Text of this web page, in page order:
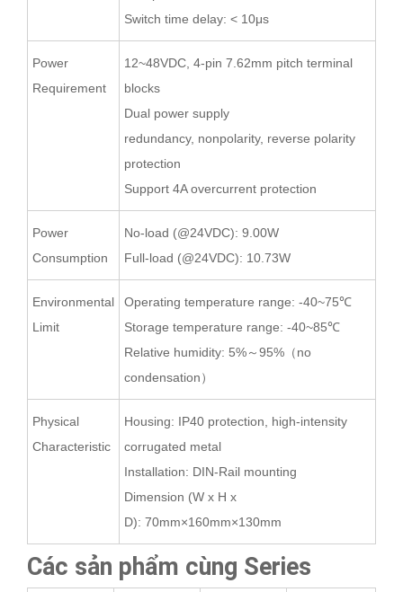
Switch time delay: < 10μs
Power
Requirement
12~48VDC, 4-pin 7.62mm pitch terminal
blocks
Dual power supply
redundancy, nonpolarity, reverse polarity
protection
Support 4A overcurrent protection
Power
Consumption
No-load (@24VDC): 9.00W
Full-load (@24VDC): 10.73W
Environmental
Limit
Operating temperature range: -40~75℃
Storage temperature range: -40~85℃
Relative humidity: 5%～95%（no
condensation）
Physical
Characteristic
Housing: IP40 protection, high-intensity
corrugated metal
Installation: DIN-Rail mounting
Dimension (W x H x
D): 70mm×160mm×130mm
Các sản phẩm cùng Series